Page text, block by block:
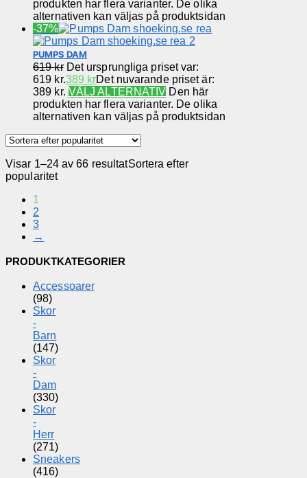
produkten har flera varianter. De olika
alternativen kan väljas på produktsidan
-37%
PUMPS DAM
619kr Det ursprungliga priset var:
619 kr.389 krDet nuvarande priset är:
389 kr. VÄLJ ALTERNATIV Den här
produkten har flera varianter. De olika
alternativen kan väljas på produktsidan
Visar 1–24 av 66 resultatSortera efter
popularitet
1
2
3
→
PRODUKTKATEGORIER
Accessoarer
(98)
Skor
-
Barn
(147)
Skor
-
Dam
(330)
Skor
-
Herr
(271)
Sneakers
(416)